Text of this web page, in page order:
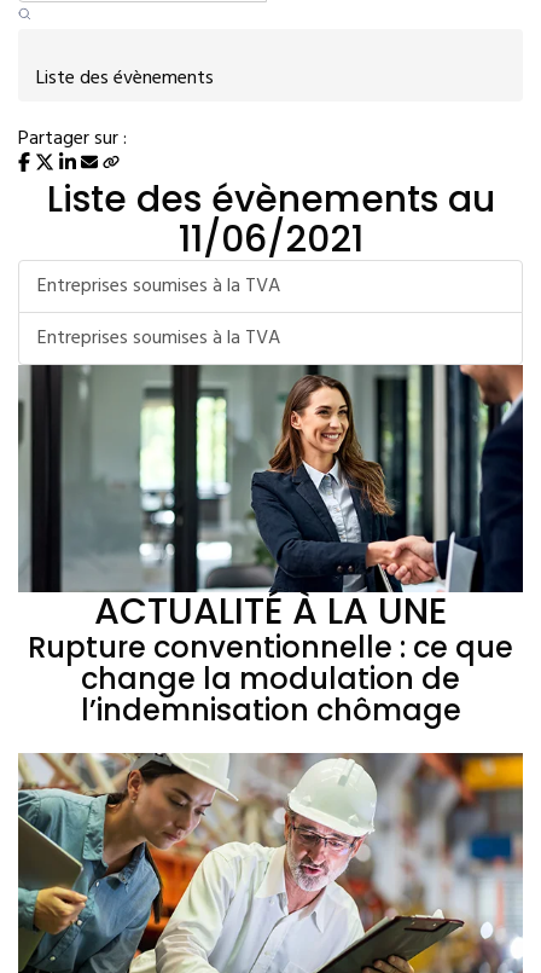
Liste des évènements
Partager sur :
Liste des évènements au
11/06/2021
Entreprises soumises à la TVA
Entreprises soumises à la TVA
ACTUALITÉ À LA UNE
Rupture conventionnelle : ce que
change la modulation de
l’indemnisation chômage